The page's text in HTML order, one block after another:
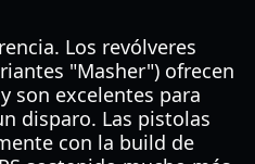
Los revólveres
"Masher") ofrecen
son excelentes para
disparo. Las pistolas
con la build de